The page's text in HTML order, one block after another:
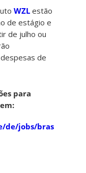
WZL estão
de estágio e
de julho ou
de
para
de/jobs/